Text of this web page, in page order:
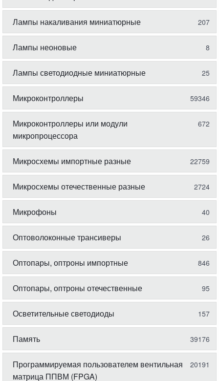
Лампы накаливания миниатюрные 207
Лампы неоновые 8
Лампы светодиодные миниатюрные 25
Микроконтроллеры 59346
Микроконтроллеры или модули
микропроцессора
672
Микросхемы импортные разные 22759
Микросхемы отечественные разные 2724
Микрофоны 40
Оптоволоконные трансиверы 26
Оптопары, оптроны импортные 846
Оптопары, оптроны отечественные 95
Осветительные светодиоды 157
Память 39176
Программируемая пользователем вентильная
матрица ППВМ (FPGA)
20191